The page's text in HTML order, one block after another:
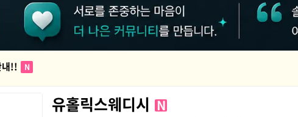
내!! N
유홀릭스웨디시 N